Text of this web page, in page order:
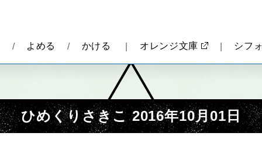
よめる かける オレンジ文庫 シフ
ひめくりさきこ 2016年10月01日